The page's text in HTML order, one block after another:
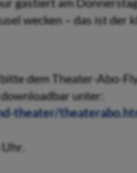
wecken – das ist der
dem Theater-Abo-
unter:
theater/